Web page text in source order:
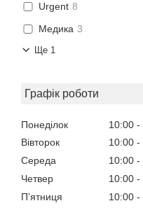
Urgent 8
Медика 3
Ще 1
Графік роботи
Понеділок 10:00
Вівторок
10:00
Середа
10:00
Четвер
10:00
Пʼятниця
10:00